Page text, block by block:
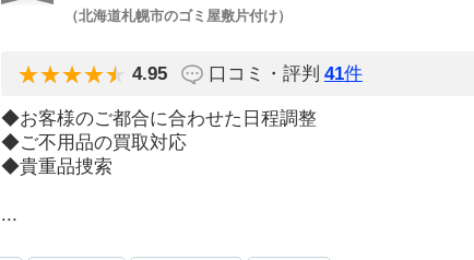
（北海道札幌市のゴミ屋敷片付け）
4.95 口コミ・評判 41件
◆お客様のご都合に合わせた日程調整
◆ご不用品の買取対応
◆貴重品捜索
...